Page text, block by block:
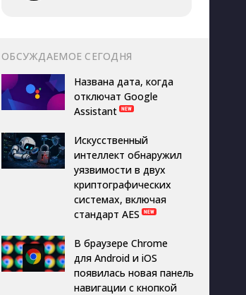
ОБСУЖДАЕМОЕ СЕГОДНЯ
Названа дата, когда
отключат Google
Assistant
Искусственный
интеллект обнаружил
уязвимости в двух
криптографических
системах, включая
стандарт AES
В браузере Chrome
для Android и iOS
появилась новая панель
навигации с кнопкой